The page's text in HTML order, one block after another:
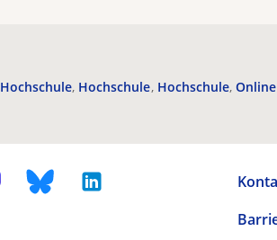
Hochschule Hochschule Hochschule